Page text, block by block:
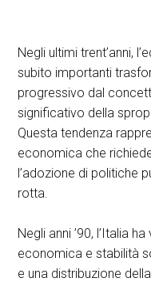
Negli ultimi trent’anni,
subito importanti
progressivo dal
significativo della
Questa tendenza
economica che
l’adozione di politiche
rotta.
Negli anni ’90, l’Italia
economica e stabilità
e una distribuzione